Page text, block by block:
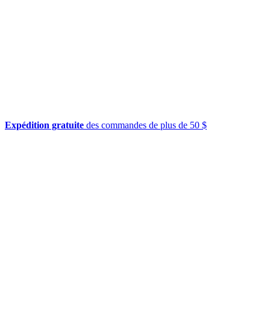
Expédition gratuite des commandes de plus de 50 $